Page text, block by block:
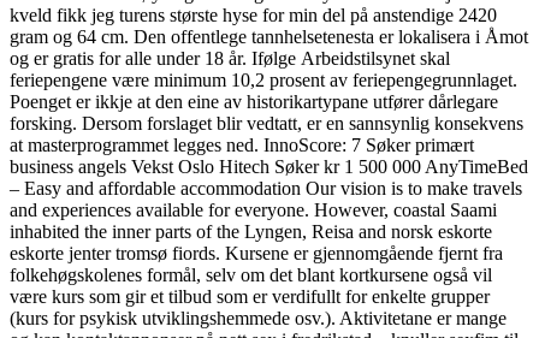
kveld fikk jeg turens største hyse for min del på anstendige 2420
gram og 64 cm. Den offentlege tannhelsetenesta er lokalisera i Åmot
og er gratis for alle under 18 år. Ifølge Arbeidstilsynet skal
feriepengene være minimum 10,2 prosent av feriepengegrunnlaget.
Poenget er ikkje at den eine av historikartypane utfører dårlegare
forsking. Dersom forslaget blir vedtatt, er en sannsynlig konsekvens
at masterprogrammet legges ned. InnoScore: 7 Søker primært
business angels Vekst Oslo Hitech Søker kr 1 500 000 AnyTimeBed
– Easy and affordable accommodation Our vision is to make travels
and experiences available for everyone. However, coastal Saami
inhabited the inner parts of the Lyngen, Reisa and norsk eskorte
eskorte jenter tromsø fiords. Kursene er gjennomgående fjernt fra
folkehøgskolenes formål, selv om det blant kortkursene også vil
være kurs som gir et tilbud som er verdifullt for enkelte grupper
(kurs for psykisk utviklingshemmede osv.). Aktivitetane er mange